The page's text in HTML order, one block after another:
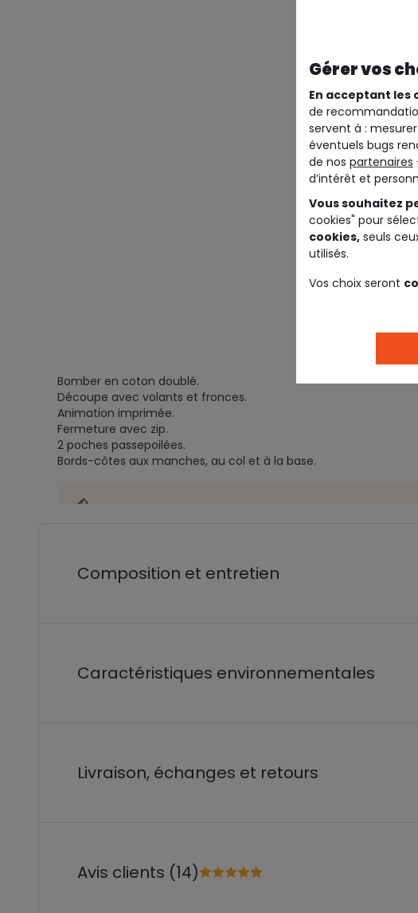
Bomber en coton doublé.
Découpe avec volants et fronces.
Animation imprimée.
Fermeture avec zip.
2 poches passepoilées.
Bords-côtes aux manches, au col et à la base.
Composition et entretien
Caractéristiques environnementales
Livraison, échanges et retours
Avis clients (14)
Gérer vos
En acceptant les
de
servent à :
éventuels bugs
de nos partenaires
d’intérêt et
Vous souhaitez
cookies" pour
cookies, seuls
utilisés.
Vos choix seront